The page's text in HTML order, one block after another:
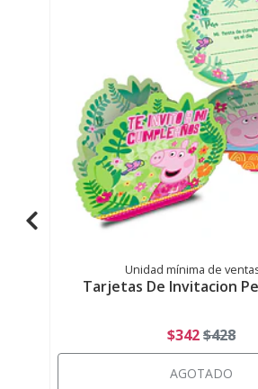
Unidad mínima de
Tarjetas De Invitacion
$342$428
AGOTADO